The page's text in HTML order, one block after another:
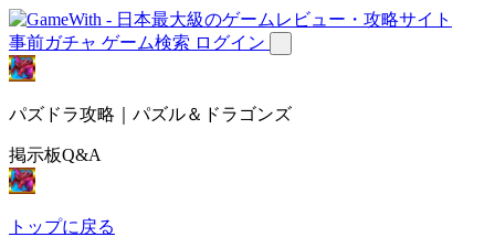
事前ガチャ ゲーム検索 ログイン
パズドラ攻略｜パズル＆ドラゴンズ
掲示板Q&A
トップに戻る